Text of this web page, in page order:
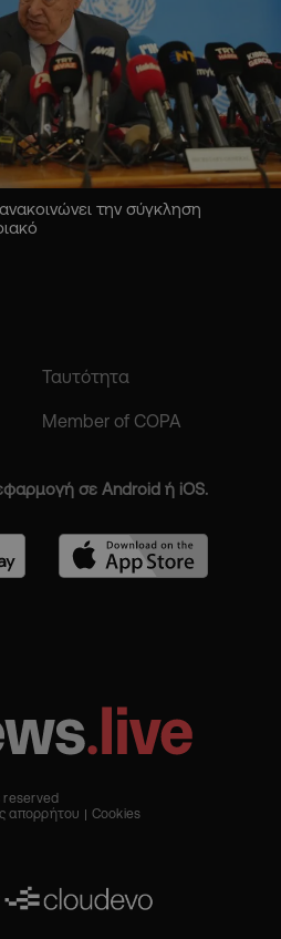
την σύγκληση
Ταυτότητα
Member of COPA
σε Android ή iOS.
reserved
απορρήτου Cookies